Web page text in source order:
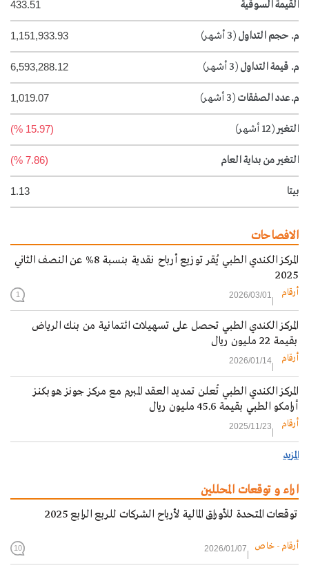
القيمة السوقية 433.51
م. حجم التداول (3 أشهر) 1,151,933.93
م. قيمة التداول (3 أشهر) 6,593,288.12
م.عدد الصفقات (3 أشهر) 1,019.07
التغير(12 أشهر) (15.97 %)
التغير من بداية العام (7.86 %)
بيتا 1.13
الافصاحات
المركز الكندي الطبي يُقر توزيع أرباح نقدية بنسبة 8% عن النصف الثاني
2025
أرقام 2026/03/01
1
المركز الكندي الطبي تحصل على تسهيلات ائتمانية من بنك الرياض
بقيمة 22 مليون ريال
أرقام 2026/01/14
المركز الكندي الطبي تُعلن تمديد العقد المبرم مع مركز جونز هوبكنز
أرامكو الطبي بقيمة 45.6 مليون ريال
أرقام 2025/11/23
المزيد
اراء و توقعات المحللين
توقعات المتحدة للأوراق المالية لأرباح الشركات للربع الرابع 2025
أرقام - خاص 2026/01/07
10